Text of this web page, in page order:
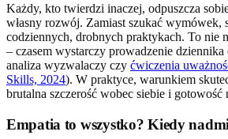
Każdy, kto twierdzi inaczej, odpuszcza
własny rozwój. Zamiast szukać wymówek,
codziennych, drobnych praktykach. To nie
– czasem wystarczy prowadzenie dziennika
analiza wyzwalaczy czy ćwiczenia
Skills, 2024). W praktyce, warunkiem
brutalna szczerość wobec siebie i gotowość
Empatia to wszystko? Kiedy